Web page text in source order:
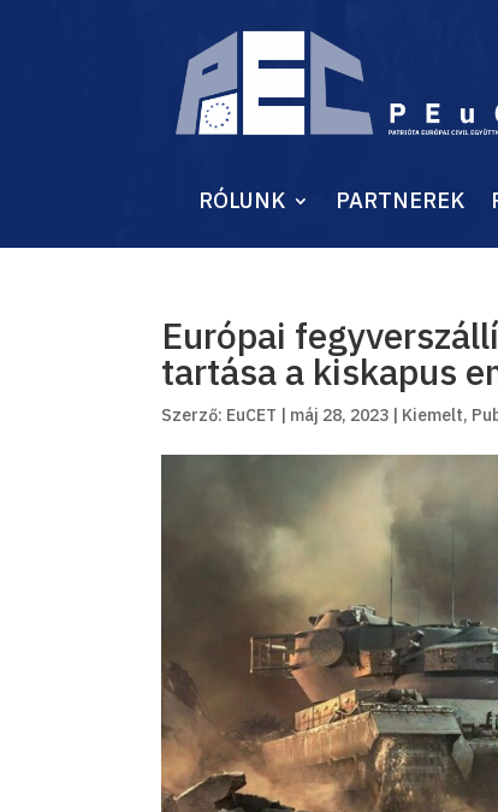
RÓLUNK PARTNEREK
Európai
tartása a kiskapus
Szerző: EuCET | máj 28, 2023 | Kiemelt,